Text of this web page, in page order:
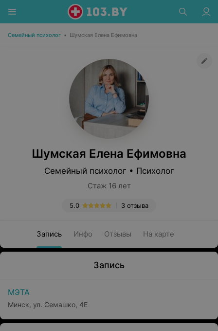
Семейный психолог • Шумская Елена Ефимовна
Шумская Елена Ефимовна
Семейный психолог • Психолог
Стаж 16 лет
3 отзыва
5.0
Запись Инфо Отзывы На карте
Запись
МЭТА
Минск, ул. Семашко, 4Е